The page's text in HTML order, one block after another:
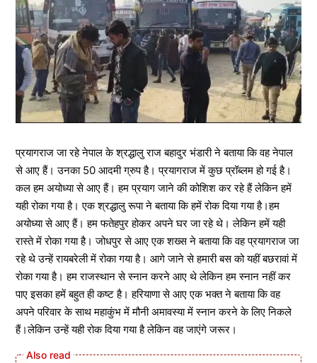
प्रयागराज जा रहे नेपाल के श्रद्धालु राज बहादुर भंडारी ने बताया कि वह नेपाल
से आए हैं। उनका 50 आदमी ग्रुप है। प्रयागराज में कुछ प्रॉब्लम हो गई है।
कल हम अयोध्या से आए हैं। हम प्रयाग जाने की कोशिश कर रहे हैं लेकिन हमें
यही रोका गया है। एक श्रद्धालु रूपा ने बताया कि हमें रोक दिया गया है।हम
अयोध्या से आए हैं। हम फतेहपुर होकर अपने घर जा रहे थे। लेकिन हमें यही
रास्ते में रोका गया है। जोधपुर से आए एक शख्स ने बताया कि वह प्रयागराज जा
रहे थे उन्हें रायबरेली में रोका गया है। आगे जाने से हमारी बस को यहीं बछरावां में
रोका गया है। हम राजस्थान से स्नान करने आए थे लेकिन हम स्नान नहीं कर
पाए इसका हमें बहुत ही कष्ट है। हरियाणा से आए एक भक्त ने बताया कि वह
अपने परिवार के साथ महाकुंभ में मौनी अमावस्या में स्नान करने के लिए निकले
हैं।लेकिन उन्हें यही रोक दिया गया है लेकिन वह जाएंगे जरूर।